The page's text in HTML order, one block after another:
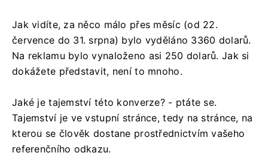
Jak vidíte, za něco málo přes měsíc (od 22.
července do 31. srpna) bylo vyděláno 3360 dolarů.
Na reklamu bylo vynaloženo asi 250 dolarů. Jak si
dokážete představit, není to mnoho.
Jaké je tajemství této konverze? - ptáte se.
Tajemství je ve vstupní stránce, tedy na stránce, na
kterou se člověk dostane prostřednictvím vašeho
referenčního odkazu.